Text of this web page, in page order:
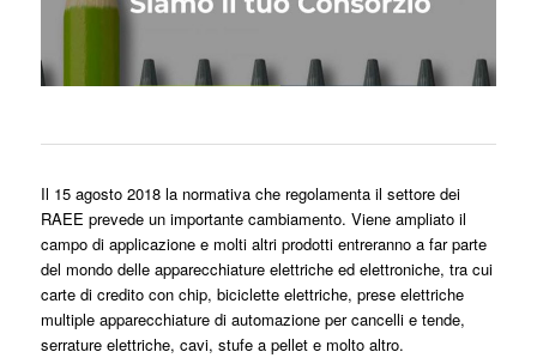
Il 15 agosto 2018 la normativa che regolamenta il settore dei
RAEE prevede un importante cambiamento. Viene ampliato il
campo di applicazione e molti altri prodotti entreranno a far parte
del mondo delle apparecchiature elettriche ed elettroniche, tra cui
carte di credito con chip, biciclette elettriche, prese elettriche
multiple apparecchiature di automazione per cancelli e tende,
serrature elettriche, cavi, stufe a pellet e molto altro.